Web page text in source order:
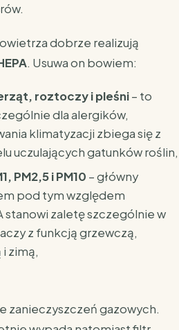
dobrze realizują
. Usuwa on bowiem:
roztoczy i pleśni– to
dla alergików,
klimatyzacji zbiega się z
uczulających gatunków roślin,
PM2,5 i PM10 – główny
pod tym względem
stanowi zaletę szczególnie w
z funkcją grzewczą,
zimą,
zanieczyszczeń gazowych.